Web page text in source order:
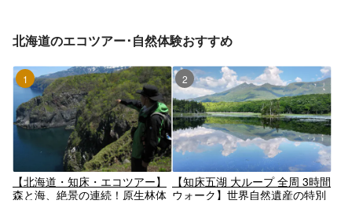
北海道のエコツアー･自然体験おすすめ
1位
【北海道・知床・エコツアー】
森と海、絶景の連続！原生林体
2位
【知床五湖 大ループ 全周 3時間
ウォーク】世界自然遺産の特別